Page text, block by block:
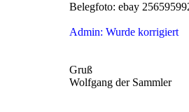
Belegfoto: ebay
Admin: Wurde korrigiert
Gruß
Wolfgang der Sammler